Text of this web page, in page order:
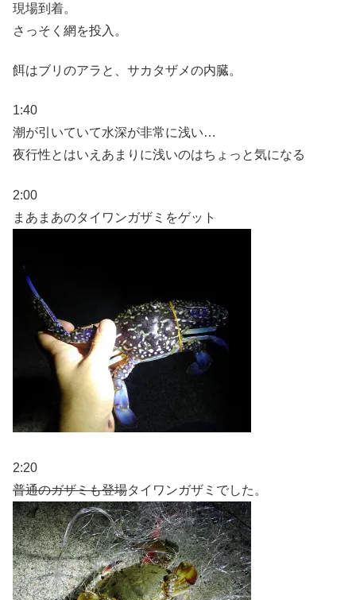
現場到着。
さっそく網を投入。
餌はブリのアラと、サカタザメの内臓。
1:40
潮が引いていて水深が非常に浅い…
夜行性とはいえあまりに浅いのはちょっと気になる
2:00
まあまあのタイワンガザミをゲット
2:20
普通のガザミも登場タイワンガザミでした。